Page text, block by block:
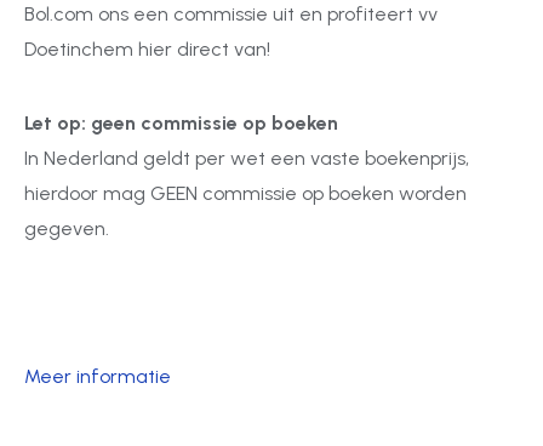
Bol.com ons een commissie uit en profiteert vv
Doetinchem hier direct van!
Let op: geen commissie op boeken
In Nederland geldt per wet een vaste boekenprijs,
hierdoor mag GEEN commissie op boeken worden
gegeven.
Meer informatie